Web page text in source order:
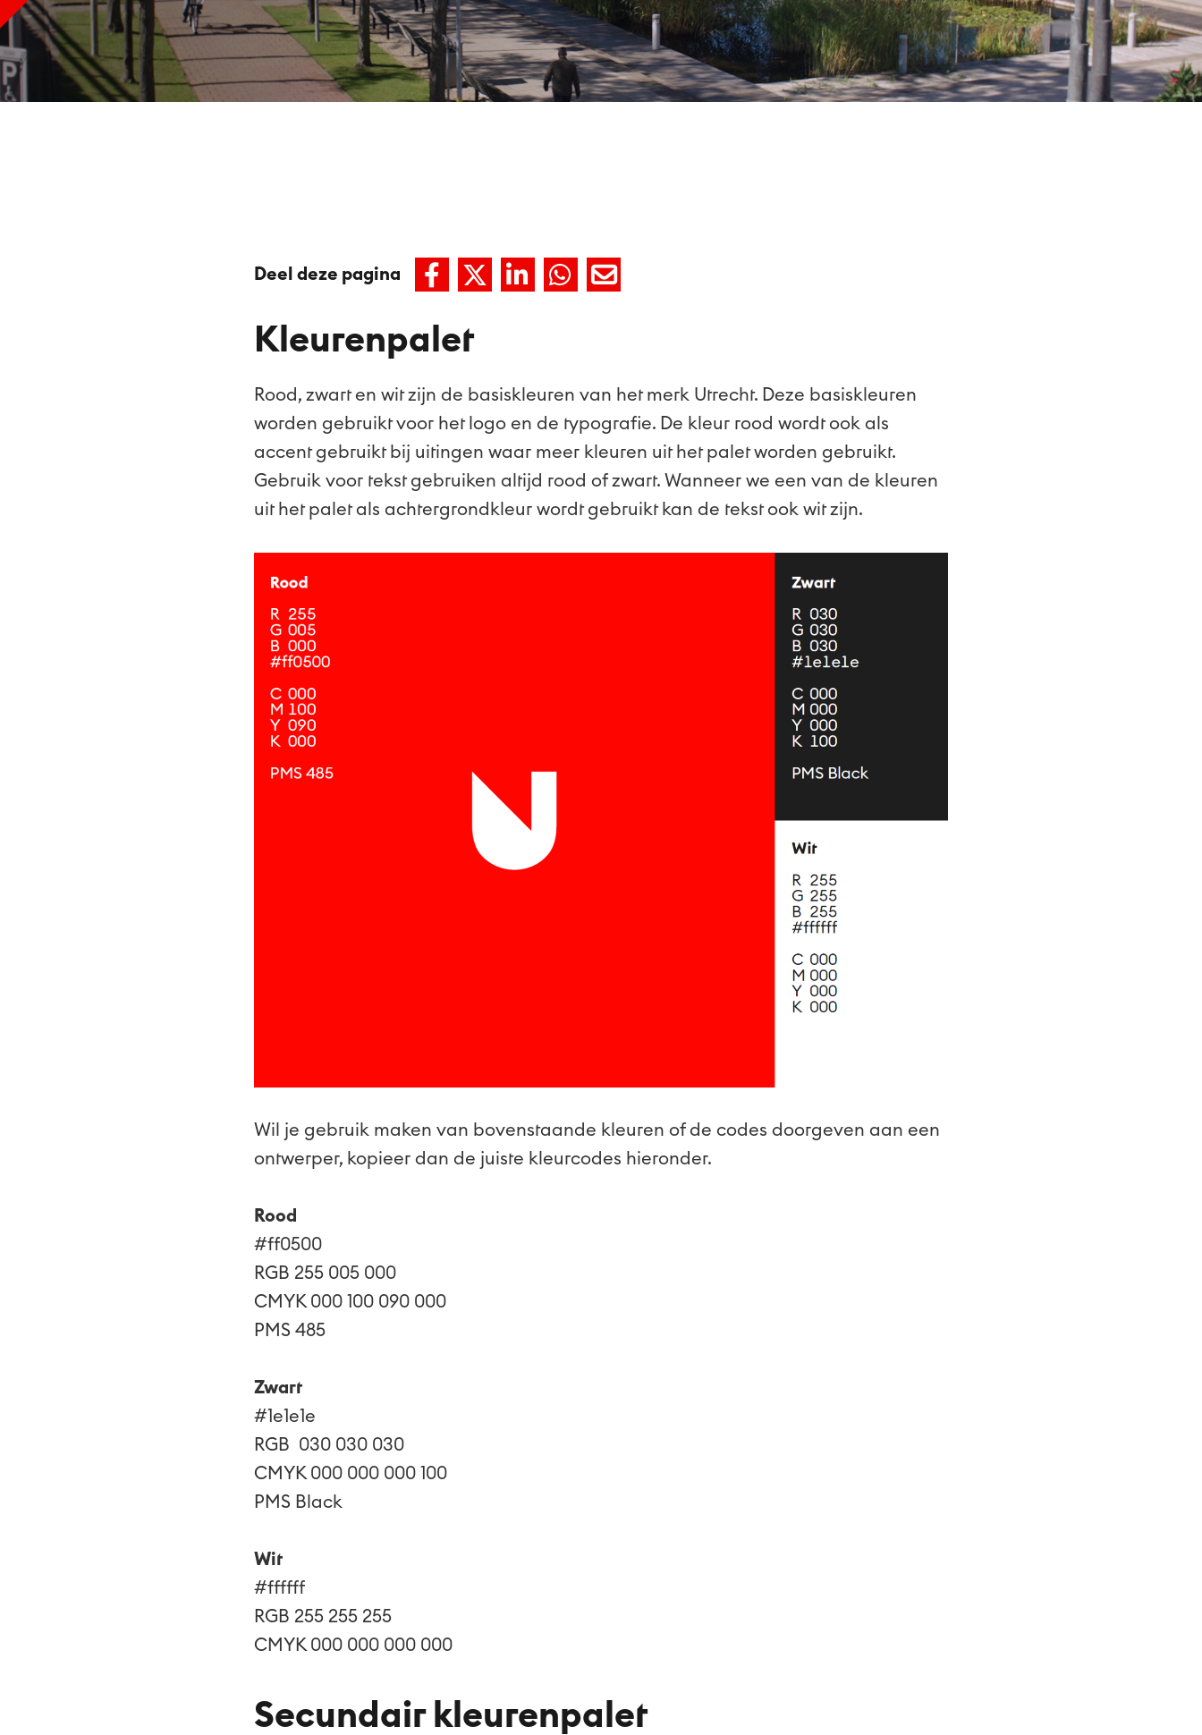
Deel deze pagina
Deel
Facebook
Deel Deel DeelDeel
Kleurenpalet
Rood, zwart en wit zijn de basiskleuren van het merk Utrecht. Deze basiskleuren
worden gebruikt voor het logo en de typografie. De kleur rood wordt ook als
accent gebruikt bij uitingen waar meer kleuren uit het palet worden gebruikt.
Gebruik voor tekst gebruiken altijd rood of zwart. Wanneer we een van de kleuren
uit het palet als achtergrondkleur wordt gebruikt kan de tekst ook wit zijn.
Wil je gebruik maken van bovenstaande kleuren of de codes doorgeven aan een
ontwerper, kopieer dan de juiste kleurcodes hieronder.
Rood
#ff0500
RGB 255 005 000
CMYK 000 100 090 000
PMS 485
Zwart
#1e1e1e
RGB 030 030 030
CMYK 000 000 000 100
PMS Black
Wit
#ffffff
RGB 255 255 255
CMYK 000 000 000 000
Secundair kleurenpalet